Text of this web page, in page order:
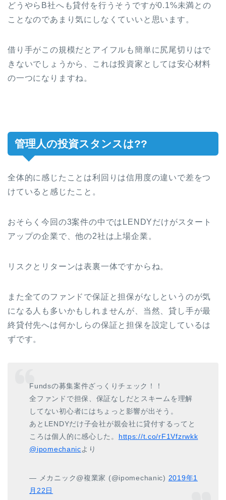
どうやらB社へも貸付を行うそうですが0.1%未満との
ことなのであまり気にしなくていいと思います。
借り手がこの規模だとアイフルも簡単に尻尾切りはで
きないでしょうから、これは投資家としては安心材料
の一つになりますね。
管理人の投資スタンスは??
全体的に感じたことは利回りは信用度の違いで差をつ
けていると感じたこと。
おそらく今回の3案件の中ではLENDYだけがスタート
アップの企業で、他の2社は上場企業。
リスクとリターンは表裏一体ですからね。
また全てのファンドで保証と担保がなしというのが気
になる人も多いかもしれませんが、当然、貸し手が最
終貸付先へは何かしらの保証と担保を設定しているは
ずです。
Fundsの募集案件ざっくりチェック！！
全ファンドで担保、保証なしだとスキームを理解
してない初心者にはちょっと影響が出そう。
あとLENDYだけ子会社が親会社に貸付するってと
ころは個人的に感心した。 https://t.co/rF1Vfzrwkk
@ipomechanicより
— メカニック@複業家 (@ipomechanic) 2019年1
月22日